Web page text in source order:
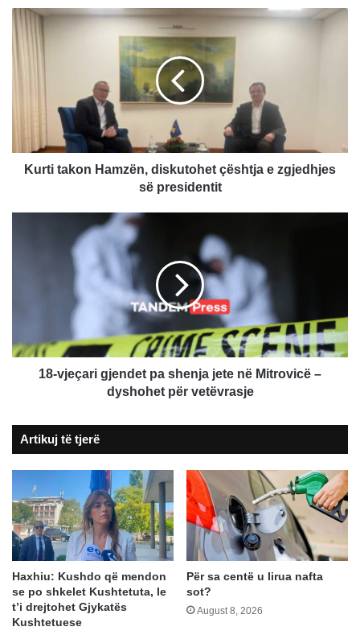
Kurti
takon
Hamzën,
presidentit
Kurti takon Hamzën, diskutohet çështja e zgjedhjes
së presidentit
–
dyshohet18-vjeçari gjendet pa shenja jete në Mitrovicë –
dyshohet për vetëvrasje
Artikuj të tjerë
Haxhiu: Kushdo që mendon
se po shkelet Kushtetuta, le
t’i drejtohet Gjykatës
Kushtetuese
Për sa centë u lirua nafta
sot?
August 8, 2026